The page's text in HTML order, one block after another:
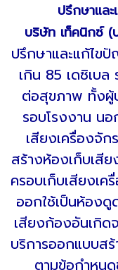
ปรึกษาแล
บริษัท เท็คนิกซ์ (
ปรึกษาและแก้ไข
เกิน 85 เดซิเบล
ต่อสุขภาพ ทั้งผู้
รอบโรงงาน น
เสียงเครื่องจัก
สร้างห้องเก็บเสี
ครอบเก็บเสียงเ
ออกใช้เป็นห้อง
เสียงก้องอันเกิด
บริการออกแบบส
ตามข้อกำหน